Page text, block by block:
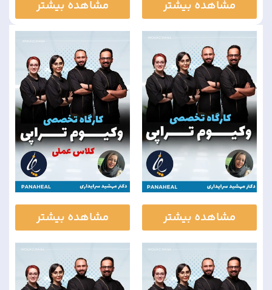
مشاهده بیشتر مشاهده بیشتر
مشاهده بیشتر مشاهده بیشتر